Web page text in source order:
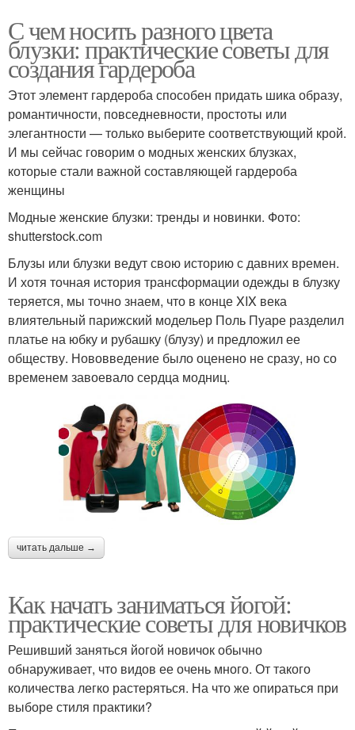
С чем носить разного цвета
блузки: практические советы для
создания гардероба
Этот элемент гардероба способен придать шика образу,
романтичности, повседневности, простоты или
элегантности — только выберите соответствующий крой.
И мы сейчас говорим о модных женских блузках,
которые стали важной составляющей гардероба
женщины
Модные женские блузки: тренды и новинки. Фото:
shutterstock.com
Блузы или блузки ведут свою историю с давних времен.
И хотя точная история трансформации одежды в блузку
теряется, мы точно знаем, что в конце XIX века
влиятельный парижский модельер Поль Пуаре разделил
платье на юбку и рубашку (блузу) и предложил ее
обществу. Нововведение было оценено не сразу, но со
временем завоевало сердца модниц.
читать дальше →
Как начать заниматься йогой:
практические советы для новичков
Решивший заняться йогой новичок обычно
обнаруживает, что видов ее очень много. От такого
количества легко растеряться. На что же опираться при
выборе стиля практики?